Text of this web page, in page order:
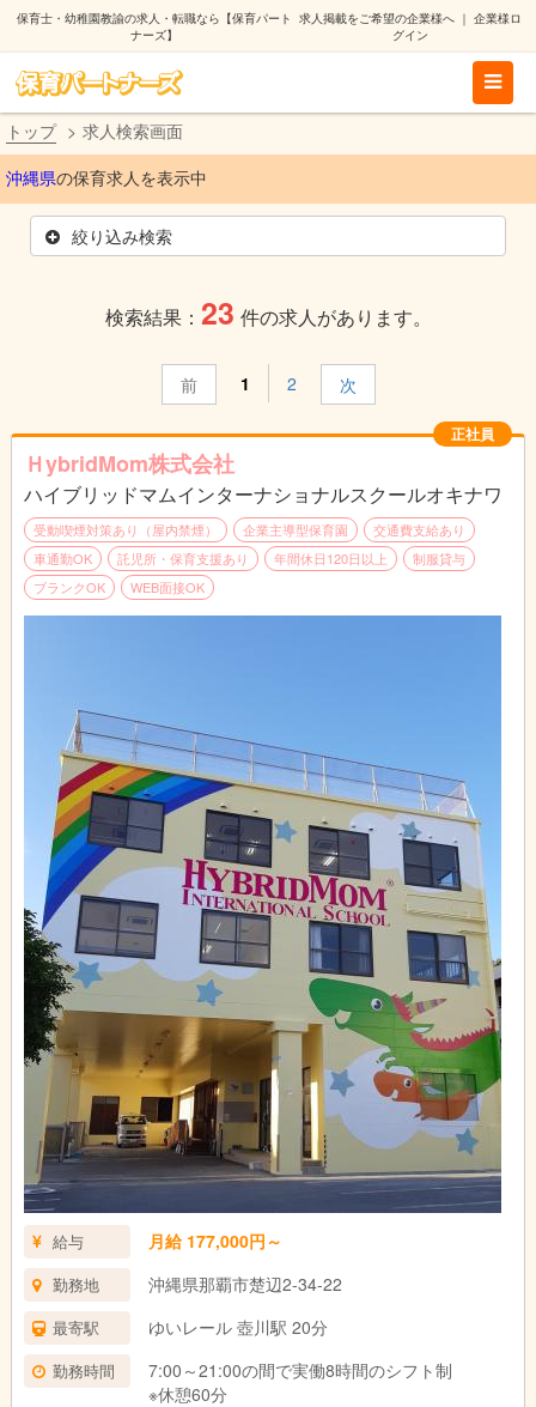
保育士・幼稚園教諭の求人・転職なら【保育パート
ナーズ】
求人掲載をご希望の企業様へ｜ 企業様ロ
グイン
トップ 求人検索画面
沖縄県の保育求人を表示中
絞り込み検索
検索結果： 23 件の求人があります。
前 1 2 次
正社員
ＨybridMom株式会社
ハイブリッドマムインターナショナルスクールオキナワ
受動喫煙対策あり（屋内禁煙） 企業主導型保育園
交通費支給あり
車通勤OK
託児所・保育支援あり 年間休日120日以上
制服貸与
ブランクOK
WEB面接OK
給与 月給 177,000円～
勤務地 沖縄県那覇市楚辺2-34-22
最寄駅 ゆいレール 壺川駅 20分
勤務時間
7:00～21:00の間で実働8時間のシフト制
※休憩60分